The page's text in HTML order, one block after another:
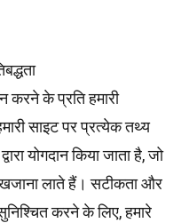
करने के प्रति हमारी
साइट पर प्रत्येक तथ्य
योगदान किया जाता है, जो
खजाना लाते हैं। सटीकता और
करने के लिए, हमारे